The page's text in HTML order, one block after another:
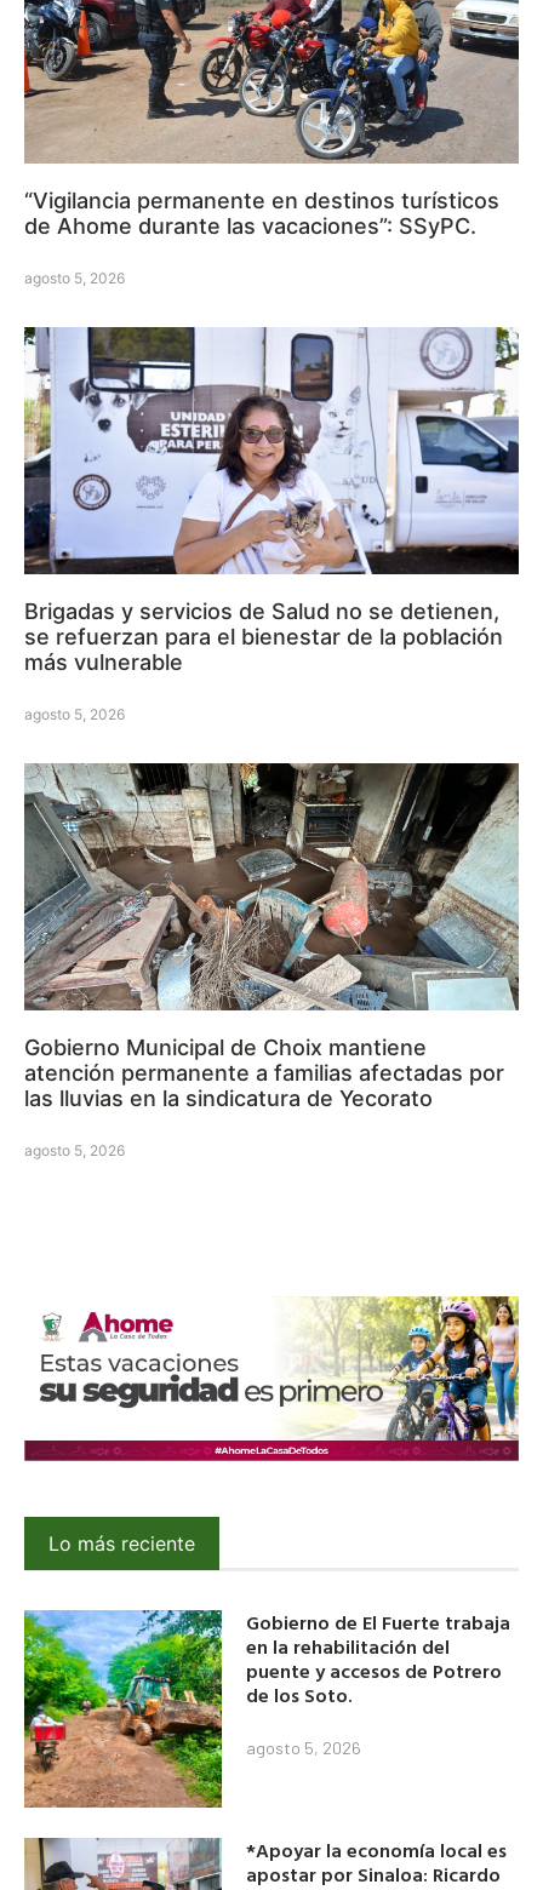
“Vigilancia permanente en destinos turísticos
de Ahome durante las vacaciones”: SSyPC.
agosto 5, 2026
Brigadas y servicios de Salud no se detienen,
se refuerzan para el bienestar de la población
más vulnerable
agosto 5, 2026
Gobierno Municipal de Choix mantiene
atención permanente a familias afectadas por
las lluvias en la sindicatura de Yecorato
agosto 5, 2026
Lo más reciente
Gobierno de El Fuerte trabaja
en la rehabilitación del
puente y accesos de Potrero
de los Soto.
agosto 5, 2026
*Apoyar la economía local es
apostar por Sinaloa: Ricardo